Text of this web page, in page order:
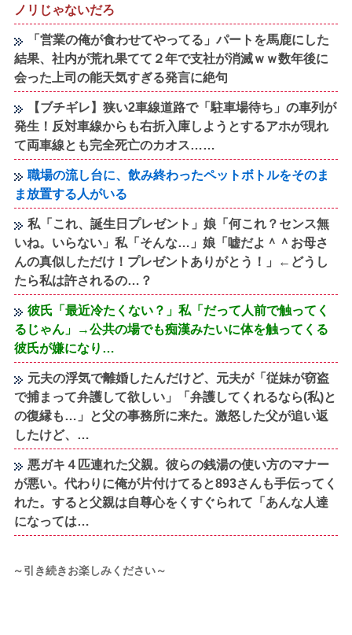
ノリじゃないだろ
「営業の俺が食わせてやってる」パートを馬鹿にした
結果、社内が荒れ果てて２年で支社が消滅ｗｗ数年後に
会った上司の能天気すぎる発言に絶句
【ブチギレ】狭い2車線道路で「駐車場待ち」の車列が
発生！反対車線からも右折入庫しようとするアホが現れ
て両車線とも完全死亡のカオス……
職場の流し台に、飲み終わったペットボトルをそのま
ま放置する人がいる
私「これ、誕生日プレゼント」娘「何これ？センス無
いね。いらない」私「そんな…」娘「嘘だよ＾＾お母さ
んの真似しただけ！プレゼントありがとう！」←どうし
たら私は許されるの…？
彼氏「最近冷たくない？」私「だって人前で触ってく
るじゃん」→公共の場でも痴漢みたいに体を触ってくる
彼氏が嫌になり…
元夫の浮気で離婚したんだけど、元夫が「従妹が窃盗
で捕まって弁護して欲しい」「弁護してくれるなら(私)と
の復縁も…」と父の事務所に来た。激怒した父が追い返
したけど、…
悪ガキ４匹連れた父親。彼らの銭湯の使い方のマナー
が悪い。代わりに俺が片付けてると893さんも手伝ってく
れた。すると父親は自尊心をくすぐられて「あんな人達
になっては…
～引き続きお楽しみください～